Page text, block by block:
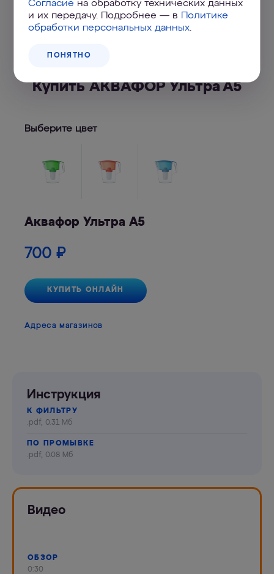
Купить АКВАФОР Ультра А5
Выберите цвет
Аквафор Ультра А5
700 ₽
КУПИТЬ ОНЛАЙН
Адреса магазинов
Инструкция
К ФИЛЬТРУ
.pdf, 0.31 Мб
ПО ПРОМЫВКЕ
.pdf, 0.08 Мб
Видео
ОБЗОР
0:30
Согласие на обработку технических данных
и их передачу. Подробнее — в Политике
обработки персональных данных.
ПОНЯТНО